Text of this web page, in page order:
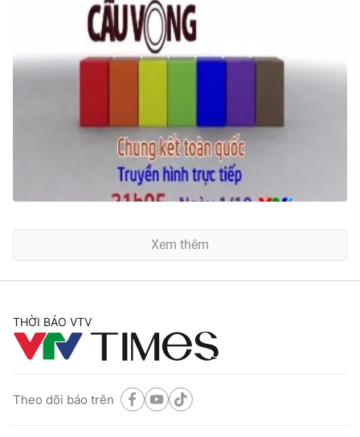
Xem thêm
THỜI BÁO VTV
Theo dõi báo trên